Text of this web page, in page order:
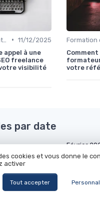
• 11/12/2025
appel à une
freelance
visibilité
votre
par date
Février
Octobre
Avril 2025
cookies et vous donne le
activer
Tout accepter